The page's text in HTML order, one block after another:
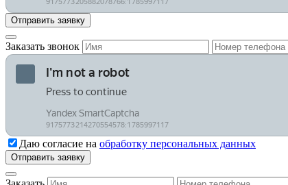
Заказать звонок
Даю согласие на обработку персональных данных